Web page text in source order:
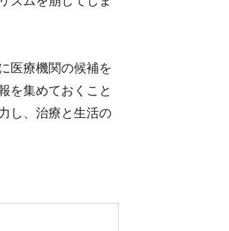
医療機関の候補を
を集めておくこと
し、治療と生活の